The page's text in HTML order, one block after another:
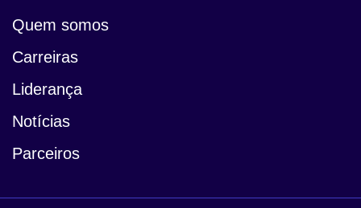
Quem somos
Carreiras
Liderança
Notícias
Parceiros